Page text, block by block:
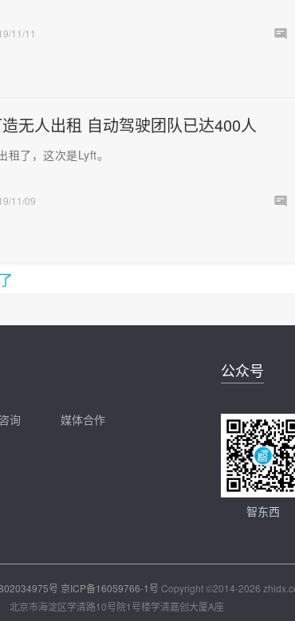
11/11
无人出租 自动驾驶团队已达400人
租了，这次是Lyft。
11/09
询 媒体合作
扫码加我直接开聊
公众号
智东西
号 京ICP备16059766-1号 Copyright ©2014-2026
北京市海淀区学清路10号院1号楼学清嘉创大厦A座